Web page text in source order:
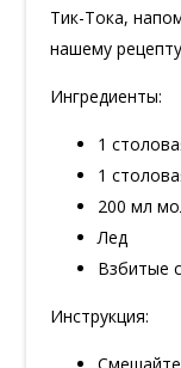
Тик-Тока,
нашему
Ингредиенты:
1
1
200 мл
Лед
Взбитые
Инструкция: